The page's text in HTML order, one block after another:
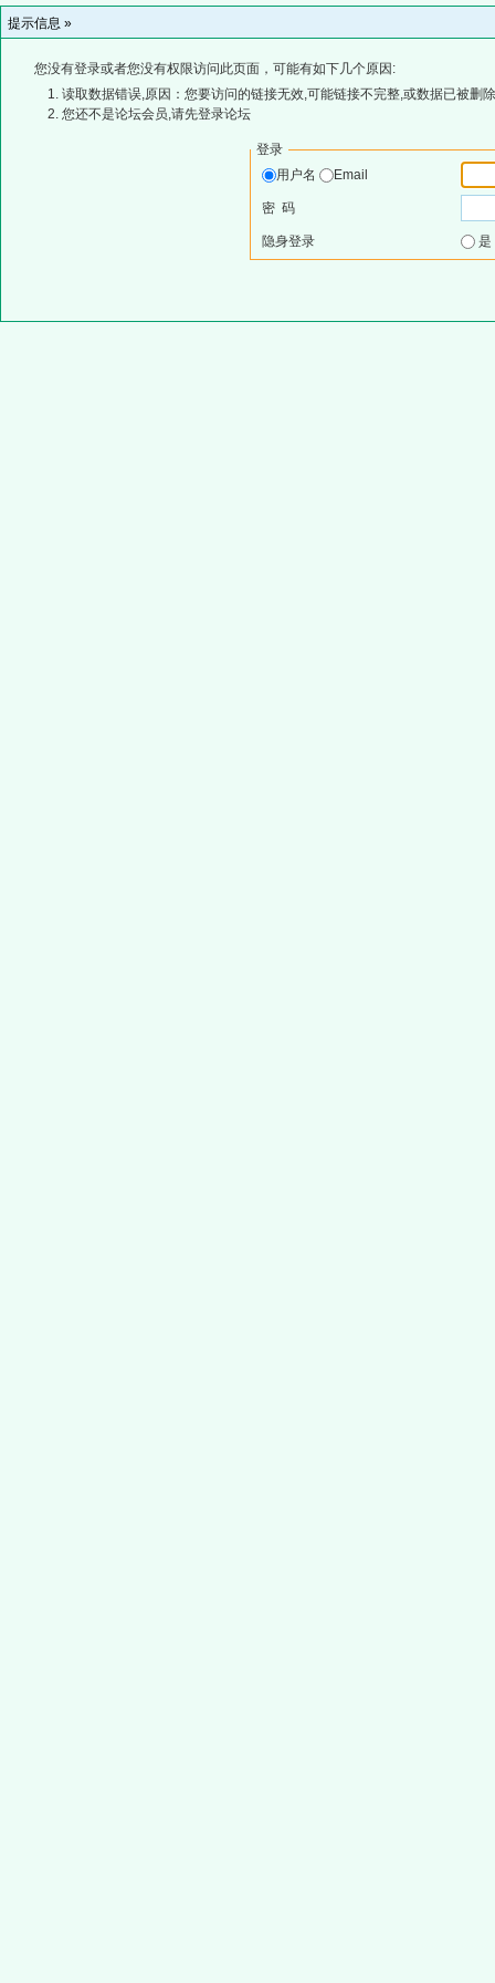
提示信息 »
您没有登录或者您没有权限访问此页面，可能有如下几个原因:
读取数据错误,原因：您要访问的链接无效,可能链接不完整,或数据已被删
您还不是论坛会员,请先登录论坛
登录
用户名
Email
密 码
隐身登录